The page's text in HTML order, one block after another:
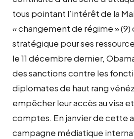
tous pointant l’intérêt de la
« changement de régime » (9)
stratégique pour ses
le 11 décembre dernier,
des sanctions contre les
diplomates de haut rang
empêcher leur accès au visa
comptes. En janvier de cette
campagne médiatique